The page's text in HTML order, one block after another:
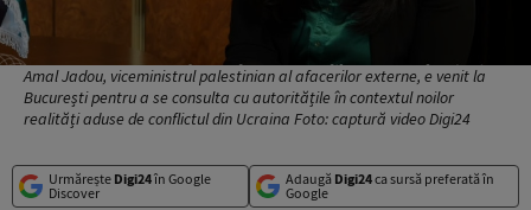
Amal Jadou, viceministrul palestinian al afacerilor externe, e venit la
București pentru a se consulta cu autoritățile în contextul noilor
realități aduse de conflictul din Ucraina Foto: captură video Digi24
Urmărește Digi24în Google
Discover
Adaugă Digi24ca sursă preferată în
Google